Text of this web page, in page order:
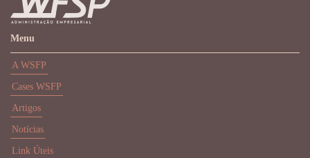
Menu
A WSFP
Cases WSFP
Artigos
Notícias
Link Úteis